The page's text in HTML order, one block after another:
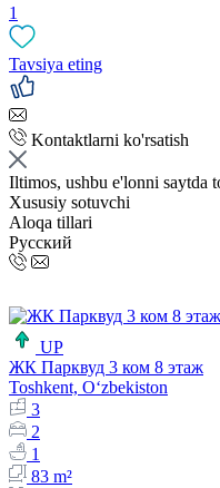
1
Tavsiya eting
Kontaktlarni ko'rsatish
Iltimos, ushbu e'lonni saytda
Xususiy sotuvchi
Aloqa tillari
Русский
UP
ЖК Парквуд 3 ком 8 этаж
Toshkent, Oʻzbekiston
3
2
1
83 m²